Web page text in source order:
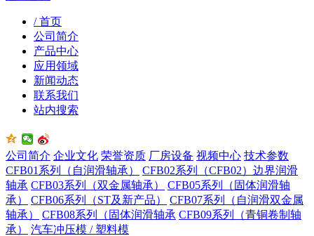
/ 首页
公司简介
产品中心
应用领域
新闻动态
联系我们
站内搜索
公司简介 企业文化 荣誉资质 厂房设备 视频中心 技术参数
CFB01系列（自润滑轴承）
CFB02系列（CFB02）边界润滑
轴承 CFB03系列（双金属轴承）
CFB05系列（固体润滑轴
承）
CFB06系列（ST及新产品）
CFB07系列（自润滑双金属
轴承）
CFB08系列（固体润滑轴承 CFB09系列（青铜卷制轴
承）
汽车冲压模 / 塑料模